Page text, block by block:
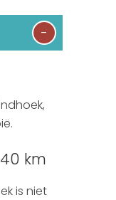
km
is niet